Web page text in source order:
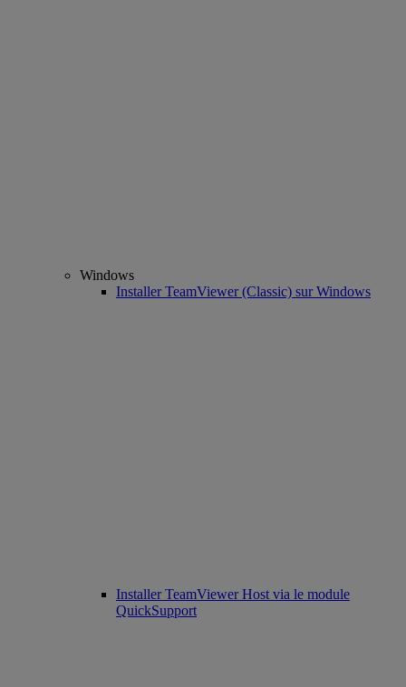
Windows
Installer TeamViewer (Classic) sur Windows
Installer TeamViewer Host via le module
QuickSupport